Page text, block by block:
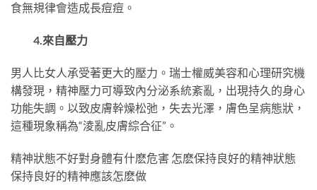
食無規律會造成長痘痘。
4.來自壓力
男人比女人承受著更大的壓力。瑞士權威美容和心理研究機
構發現，精神壓力可導致內分泌系統紊亂，出現持久的身心
功能失調。以致皮膚幹燥松弛，失去光澤，膚色呈病態狀，
這種現象稱為“淩亂皮膚綜合征”。
精神狀態不好對身體有什麽危害 怎麽保持良好的精神狀態
保持良好的精神應該怎麽做